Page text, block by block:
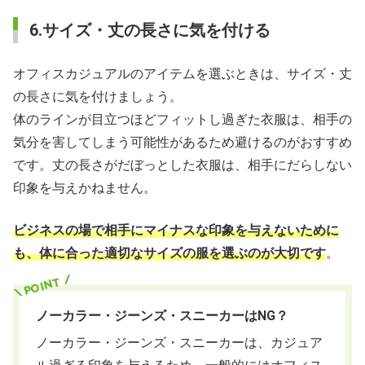
6.サイズ・丈の長さに気を付ける
オフィスカジュアルのアイテムを選ぶときは、サイズ・丈
の長さに気を付けましょう。
体のラインが目立つほどフィットし過ぎた衣服は、相手の
気分を害してしまう可能性があるため避けるのがおすすめ
です。丈の長さがだぼっとした衣服は、相手にだらしない
印象を与えかねません。
ビジネスの場で相手にマイナスな印象を与えないために
も、体に合った適切なサイズの服を選ぶのが大切です。
ノーカラー・ジーンズ・スニーカーはNG？
ノーカラー・ジーンズ・スニーカーは、カジュア